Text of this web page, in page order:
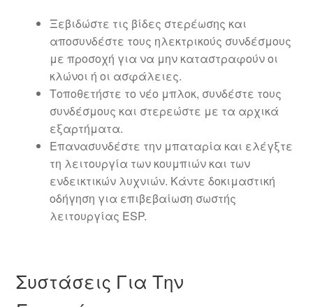
Ξεβιδώστε τις βίδες στερέωσης και
αποσυνδέστε τους ηλεκτρικούς συνδέσμους
με προσοχή για να μην καταστραφούν οι
κλώνοι ή οι ασφάλειες.
Τοποθετήστε το νέο μπλοκ, συνδέστε τους
συνδέσμους και στερεώστε με τα αρχικά
εξαρτήματα.
Επανασυνδέστε την μπαταρία και ελέγξτε
τη λειτουργία των κουμπιών και των
ενδεικτικών λυχνιών. Κάντε δοκιμαστική
οδήγηση για επιβεβαίωση σωστής
λειτουργίας ESP.
Συστάσεις Για Την